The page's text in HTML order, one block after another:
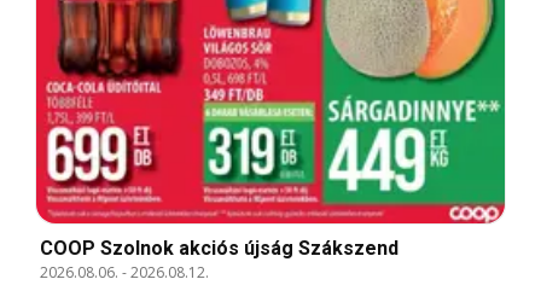
COOP Szolnok akciós újság Szákszend
2026.08.06. -2026.08.12.